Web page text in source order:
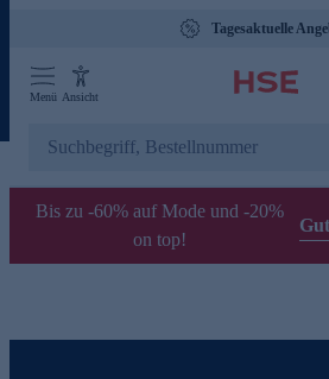
Tagesaktuelle
Menü Ansicht
Bis zu -60% auf Mode und -20%
on top!